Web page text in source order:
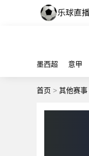
墨西超 意甲
首页 > 其他赛事